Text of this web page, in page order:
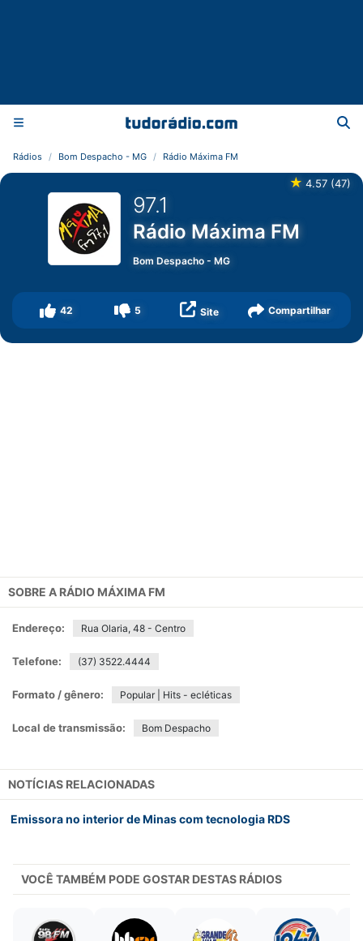
Rádios Bom Despacho - MG Rádio Máxima FM
★ 4.57 (47)
97.1
Rádio Máxima FM
Bom Despacho -MG
42 5 Site Compartilhar
SOBRE A RÁDIO MÁXIMA FM
Endereço: Rua Olaria, 48 - Centro
Telefone: (37) 3522.4444
Formato / gênero: Popular | Hits - ecléticas
Local de transmissão: Bom Despacho
NOTÍCIAS RELACIONADAS
Emissora no interior de Minas com tecnologia RDS
VOCÊ TAMBÉM PODE GOSTAR DESTAS RÁDIOS